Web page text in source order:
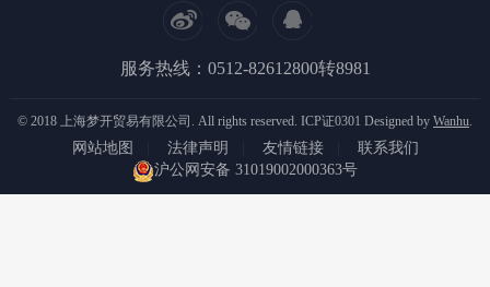
服务热线：0512-82612800转8981
© 2018 上海梦开贸易有限公司. All rights reserved. ICP证0301 Designed by Wanhu.
网站地图 法律声明 友情链接
联系我们
沪公网安备 31019002000363号